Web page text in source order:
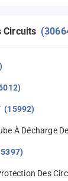
Circuits
(15992)
À Décharge
Des